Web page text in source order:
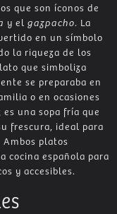
que son íconos de
y el gazpacho. La
en un símbolo
la riqueza de los
que simboliza
se preparaba en
o en ocasiones
una sopa fría que
frescura, ideal para
platos
cocina española para
y accesibles.